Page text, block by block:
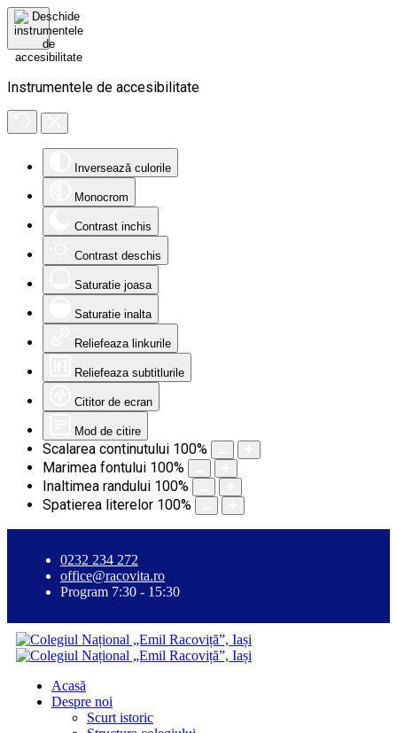
Instrumentele de accesibilitate
Inversează culorile
Monocrom
Contrast inchis
Contrast deschis
Saturatie joasa
Saturatie inalta
Reliefeaza linkurile
Reliefeaza subtitlurile
Cititor de ecran
Mod de citire
Scalarea continutului 100%
Marimea fontului 100%
Inaltimea randului 100%
Spatierea literelor 100%
0232 234 272
office@racovita.ro
Program 7:30 - 15:30
Acasă
Despre noi
Scurt istoric